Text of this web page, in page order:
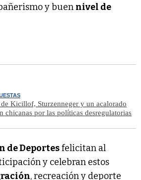
y buen nivel de
Kicillof, Sturzenneger y un acalorado
chicanas por las políticas desregulatorias
de Deportesfelicitan al
y celebran estos
, recreación y deporte